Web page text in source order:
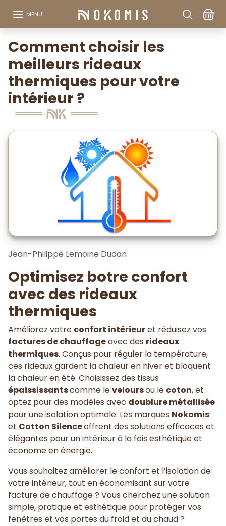
MENU
Comment choisir les
meilleurs rideaux
thermiques pour votre
intérieur ?
Jean-Philippe Lemoine Dudan
Optimisez botre confort
avec des rideaux
thermiques
Améliorez votre confort intérieuret réduisez vos
factures de chauffageavec des rideaux
thermiques. Conçus pour réguler la température,
ces rideaux gardent la chaleur en hiver et bloquent
la chaleur en été. Choisissez des tissus
épaississantscomme leveloursou le coton, et
optez pour des modèles avec doublure métallisée
pour une isolation optimale. Les marques Nokomis
et Cotton Silenceoffrent des solutions efficaces et
élégantes pour un intérieur à la fois esthétique et
économe en énergie.
Vous souhaitez améliorer le confort et l’isolation de
votre intérieur, tout en économisant sur votre
facture de chauffage ? Vous cherchez une solution
simple, pratique et esthétique pour protéger vos
fenêtres et vos portes du froid et du chaud ?